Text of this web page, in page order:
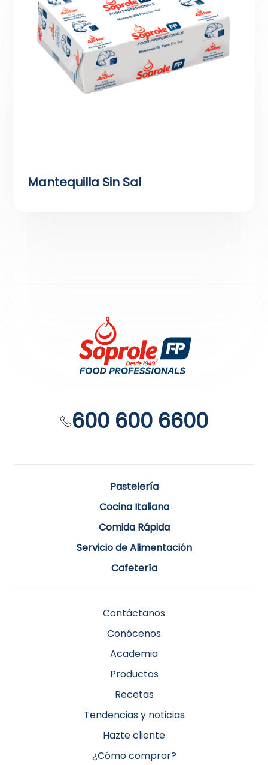
Mantequilla Sin Sal
600 600 6600
Pastelería
Cocina Italiana
Comida Rápida
Servicio de Alimentación
Cafetería
Contáctanos
Conócenos
Academia
Productos
Recetas
Tendencias y noticias
Hazte cliente
¿Cómo comprar?